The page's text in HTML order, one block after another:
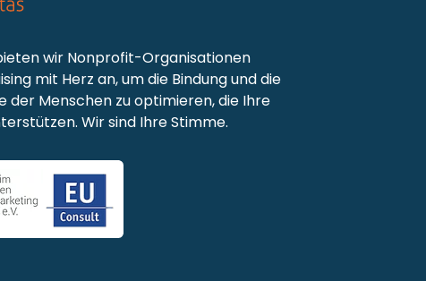
wir Nonprofit-Organisationen
mit Herz an, um die Bindung und die
der Menschen zu optimieren, die Ihre
Wir sind Ihre Stimme.